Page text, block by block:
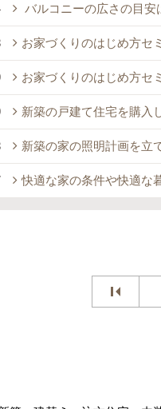
バルコニーの広さの目安
お家づくりのはじめ方セ
お家づくりのはじめ方セ
新築の戸建て住宅を購入
新築の家の照明計画を立
快適な家の条件や快適な